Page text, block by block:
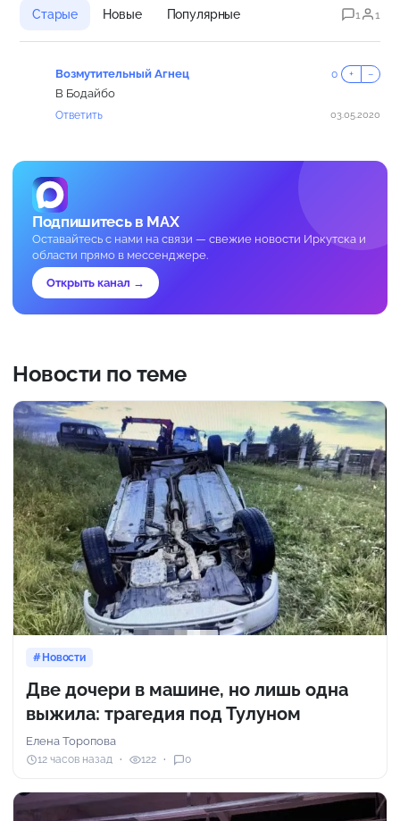
Старые Новые Популярные 1 1
Возмутительный Агнец 0 + −
В Бодайбо
Ответить 03.05.2020
Подпишитесь в MAX
Оставайтесь с нами на связи — свежие новости Иркутска и
области прямо в мессенджере.
Открыть канал →
Новости по теме
Новости
Две дочери в машине, но лишь одна
выжила: трагедия под Тулуном
Елена Торопова
12 часов назад 122 0